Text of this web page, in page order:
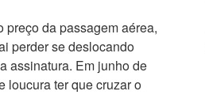
preço da passagem aérea,
perder se deslocando
assinatura. Em junho de
loucura ter que cruzar o